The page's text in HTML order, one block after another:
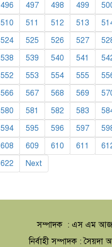
496 497 498 499
510 511 512 513
524 525 526 527
538 539 540 541
552 553 554 555
566 567 568 569
580 581 582 583
594 595 596 597
608 609 610 611
622 Next
সম্পাদক : এস এম
নির্বাহী সম্পাদক :